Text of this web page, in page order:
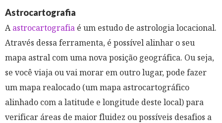
Astrocartografia
Aastrocartografia é um estudo de astrologia locacional.
Através dessa ferramenta, é possível alinhar o seu
mapa astral com uma nova posição geográfica. Ou seja,
se você viaja ou vai morar em outro lugar, pode fazer
um mapa realocado (um mapa astrocartográfico
alinhado com a latitude e longitude deste local) para
verificar áreas de maior fluidez ou possíveis desafios a